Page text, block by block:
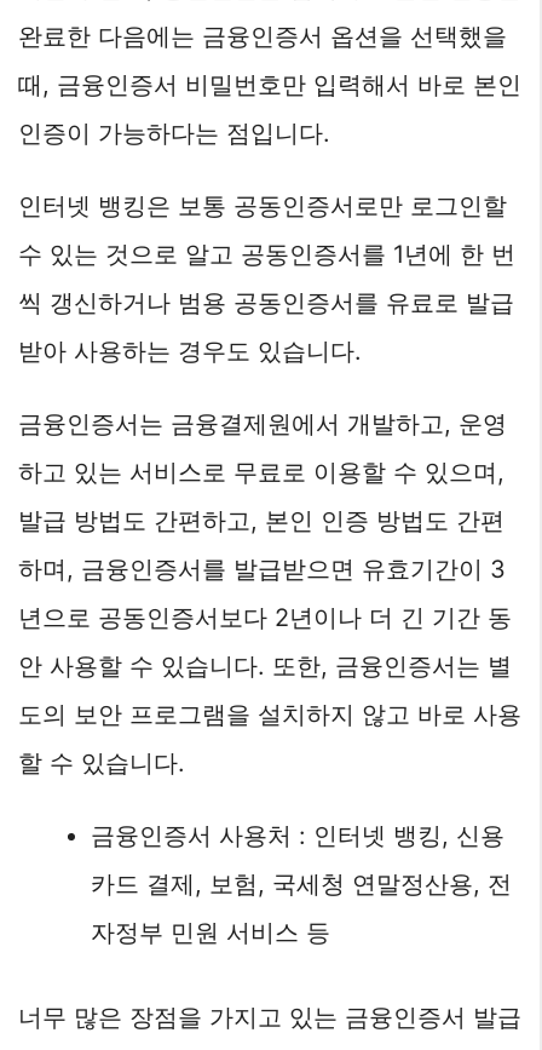
완료한 다음에는 금융인증서 옵션을 선택했을
때, 금융인증서 비밀번호만 입력해서 바로 본인
인증이 가능하다는 점입니다.
인터넷 뱅킹은 보통 공동인증서로만 로그인할
수 있는 것으로 알고 공동인증서를 1년에 한 번
씩 갱신하거나 범용 공동인증서를 유료로 발급
받아 사용하는 경우도 있습니다.
금융인증서는 금융결제원에서 개발하고, 운영
하고 있는 서비스로 무료로 이용할 수 있으며,
발급 방법도 간편하고, 본인 인증 방법도 간편
하며, 금융인증서를 발급받으면 유효기간이 3
년으로 공동인증서보다 2년이나 더 긴 기간 동
안 사용할 수 있습니다. 또한, 금융인증서는 별
도의 보안 프로그램을 설치하지 않고 바로 사용
할 수 있습니다.
금융인증서 사용처 : 인터넷 뱅킹, 신용
카드 결제, 보험, 국세청 연말정산용, 전
자정부 민원 서비스 등
너무 많은 장점을 가지고 있는 금융인증서 발급